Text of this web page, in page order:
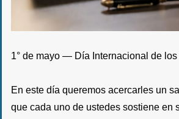
1° de mayo — Día Internacional de
En este día queremos acercarles un
que cada uno de ustedes sostiene en